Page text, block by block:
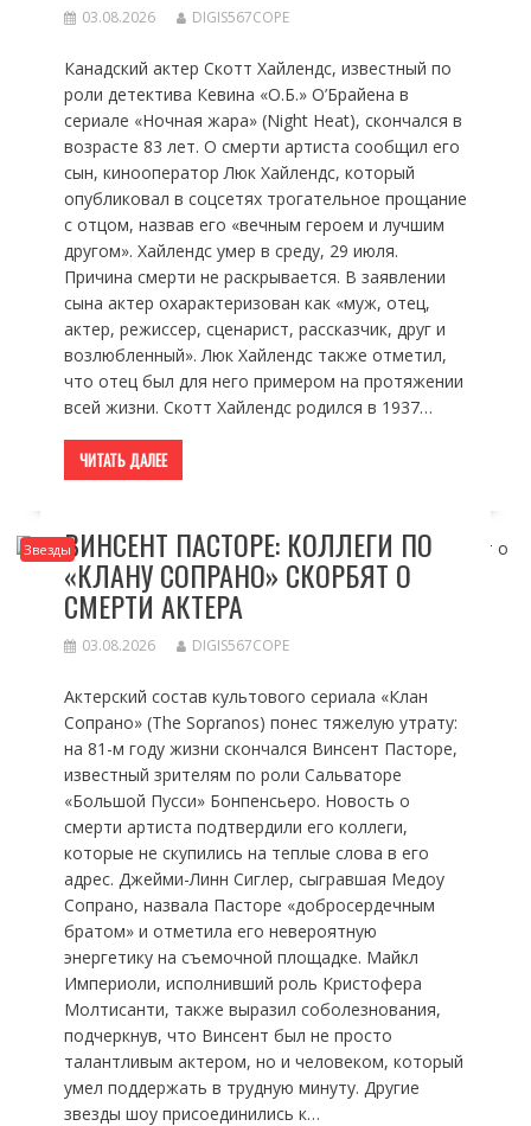
03.08.2026 DIGIS567COPE
Канадский актер Скотт Хайлендс, известный по
роли детектива Кевина «О.Б.» О’Брайена в
сериале «Ночная жара» (Night Heat), скончался в
возрасте 83 лет. О смерти артиста сообщил его
сын, кинооператор Люк Хайлендс, который
опубликовал в соцсетях трогательное прощание
с отцом, назвав его «вечным героем и лучшим
другом». Хайлендс умер в среду, 29 июля.
Причина смерти не раскрывается. В заявлении
сына актер охарактеризован как «муж, отец,
актер, режиссер, сценарист, рассказчик, друг и
возлюбленный». Люк Хайлендс также отметил,
что отец был для него примером на протяжении
всей жизни. Скотт Хайлендс родился в 1937…
ЧИТАТЬ ДАЛЕЕ
ЗвездыВИНСЕНТ ПАСТОРЕ: КОЛЛЕГИ ПО
«КЛАНУ СОПРАНО» СКОРБЯТ О
СМЕРТИ АКТЕРА
03.08.2026 DIGIS567COPE
Актерский состав культового сериала «Клан
Сопрано» (The Sopranos) понес тяжелую утрату:
на 81-м году жизни скончался Винсент Пасторе,
известный зрителям по роли Сальваторе
«Большой Пусси» Бонпенсьеро. Новость о
смерти артиста подтвердили его коллеги,
которые не скупились на теплые слова в его
адрес. Джейми-Линн Сиглер, сыгравшая Медоу
Сопрано, назвала Пасторе «добросердечным
братом» и отметила его невероятную
энергетику на съемочной площадке. Майкл
Империоли, исполнивший роль Кристофера
Молтисанти, также выразил соболезнования,
подчеркнув, что Винсент был не просто
талантливым актером, но и человеком, который
умел поддержать в трудную минуту. Другие
звезды шоу присоединились к…